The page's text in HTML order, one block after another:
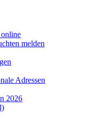
online
melden
Adressen
2026